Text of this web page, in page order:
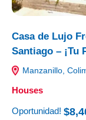
Casa de Lujo
Santiago – ¡Tu
Manzanillo,
Houses
Oportunidad!